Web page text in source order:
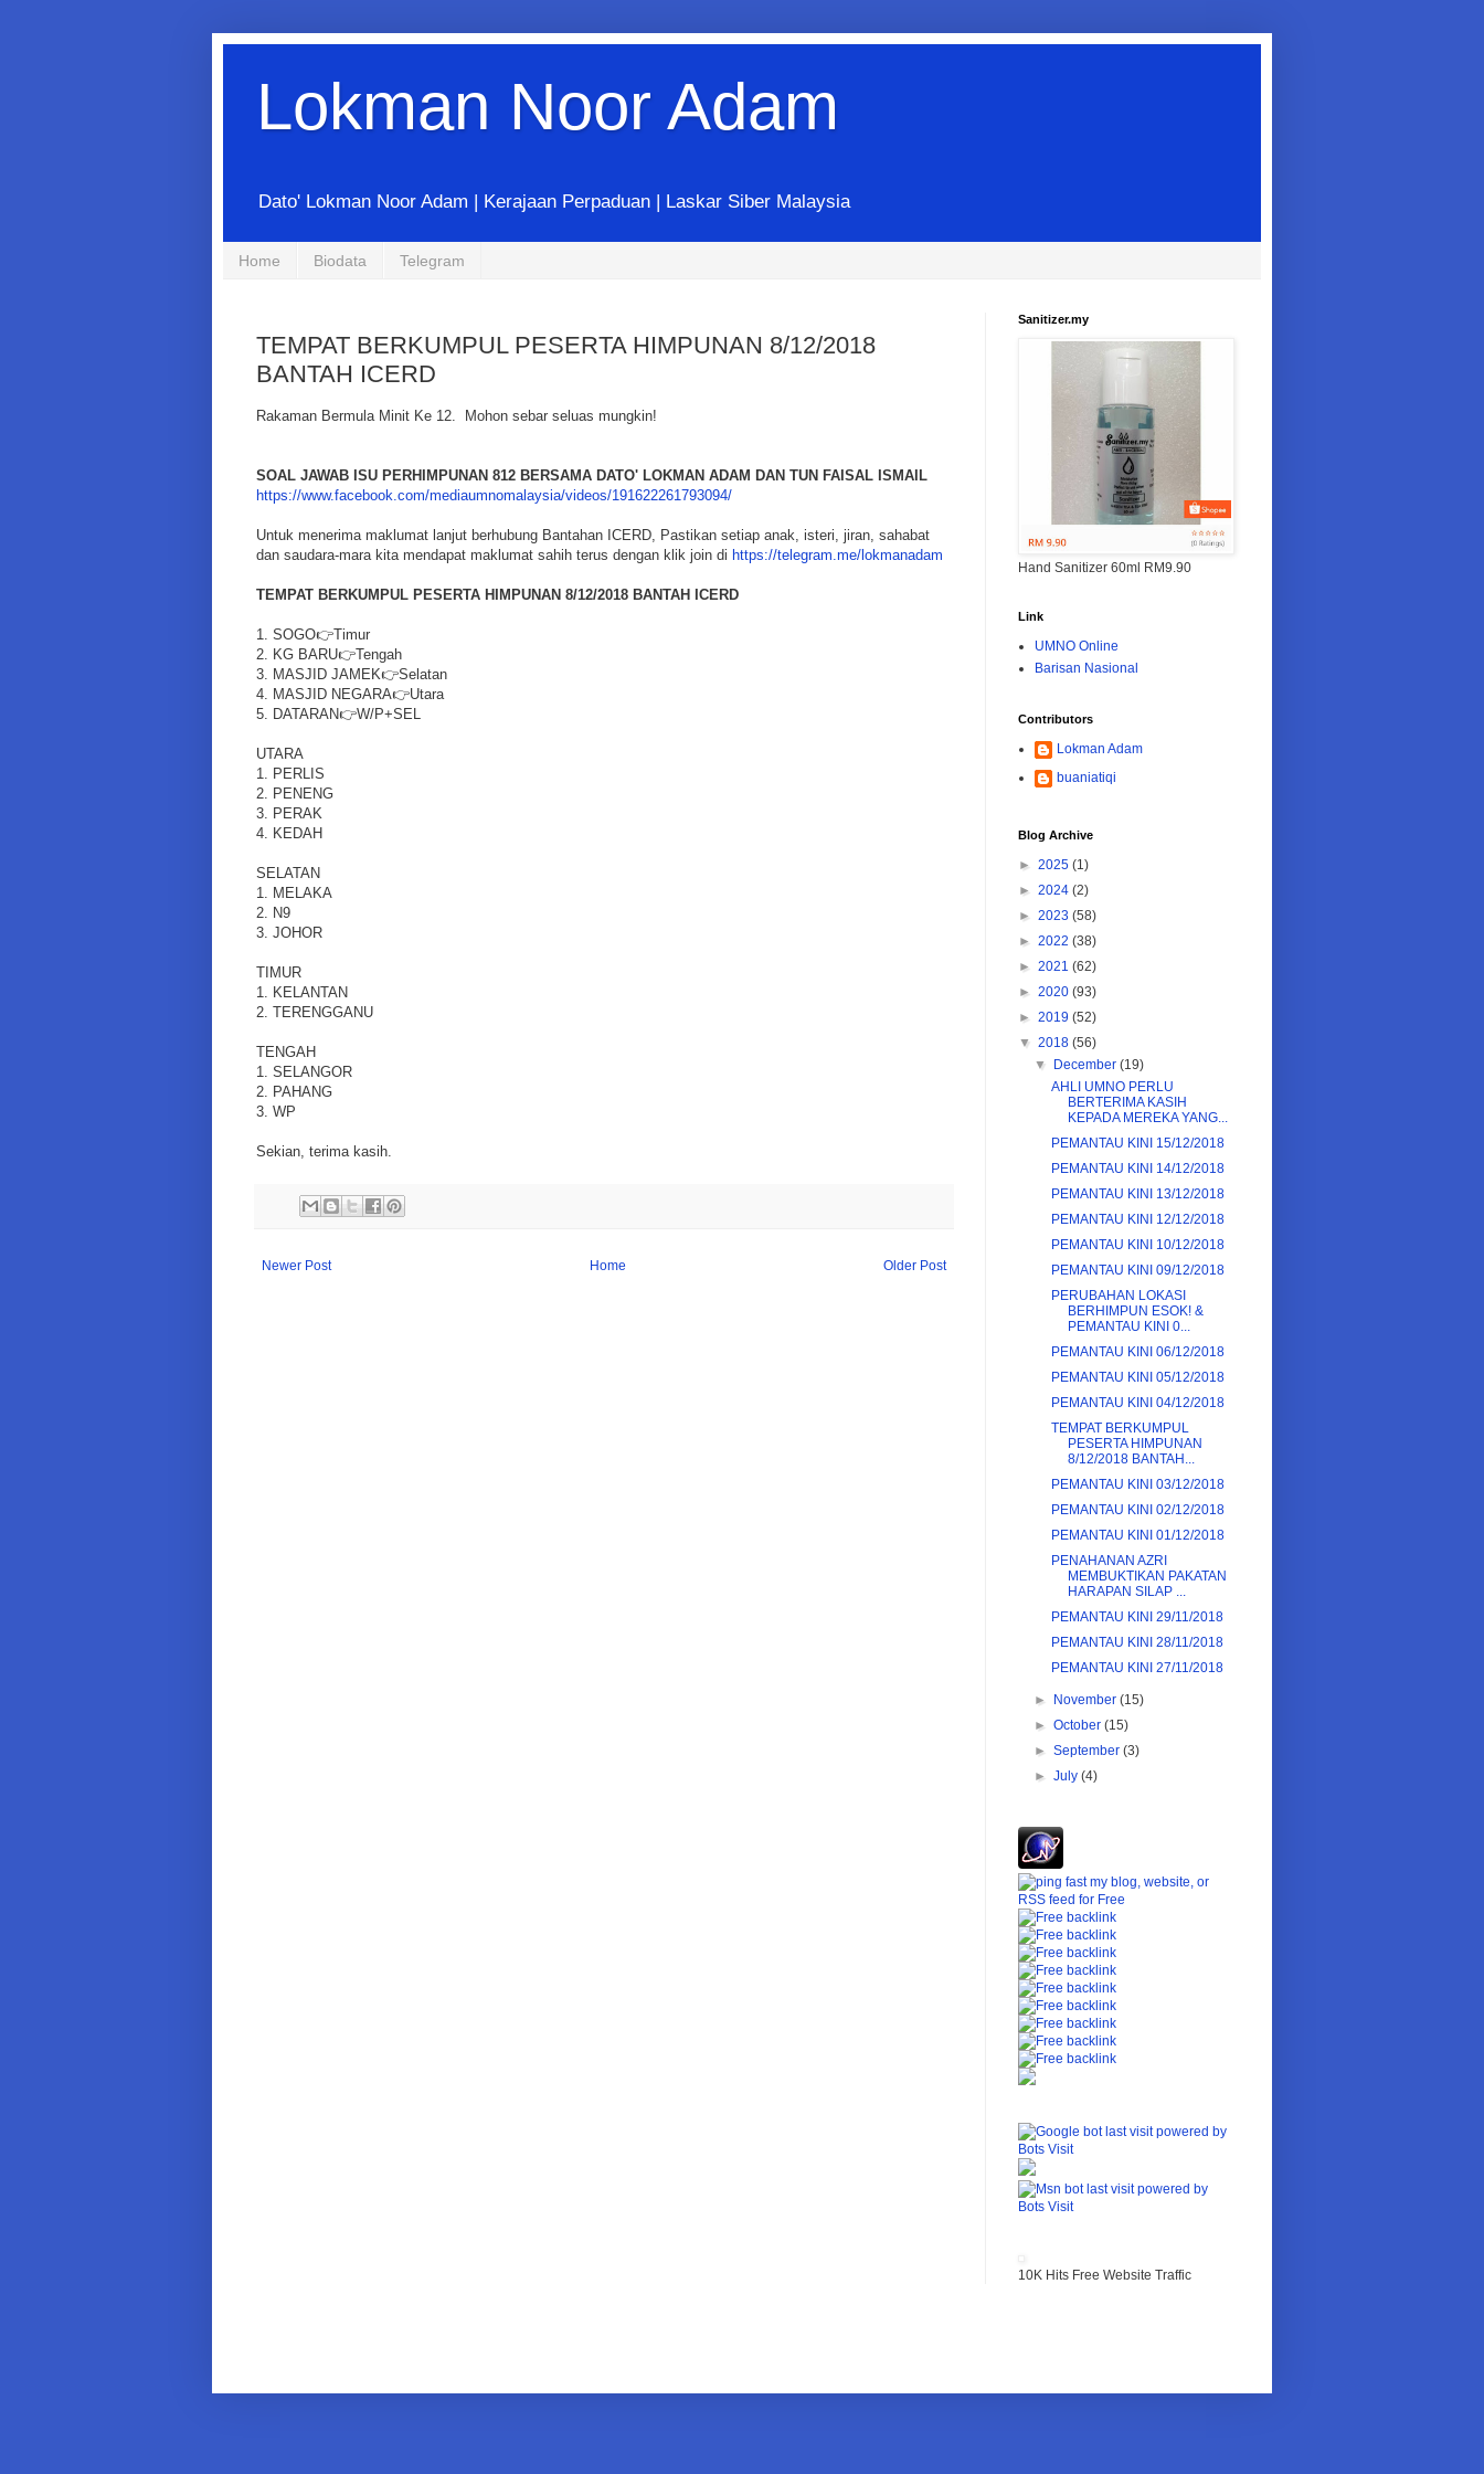
Lokman Noor Adam
Dato' Lokman Noor Adam | Kerajaan Perpaduan | Laskar Siber Malaysia
Home Biodata Telegram
TEMPAT BERKUMPUL PESERTA HIMPUNAN 8/12/2018
BANTAH ICERD
Rakaman Bermula Minit Ke 12. Mohon sebar seluas mungkin!
SOAL JAWAB ISU PERHIMPUNAN 812 BERSAMA DATO' LOKMAN ADAM DAN TUN FAISAL ISMAIL
https://www.facebook.com/mediaumnomalaysia/videos/191622261793094/
Untuk menerima maklumat lanjut berhubung Bantahan ICERD, Pastikan setiap anak, isteri, jiran, sahabat
dan saudara-mara kita mendapat maklumat sahih terus dengan klik join di https://telegram.me/lokmanadam
TEMPAT BERKUMPUL PESERTA HIMPUNAN 8/12/2018 BANTAH ICERD
1. SOGO👉Timur
2. KG BARU👉Tengah
3. MASJID JAMEK👉Selatan
4. MASJID NEGARA👉Utara
5. DATARAN👉W/P+SEL
UTARA
1. PERLIS
2. PENENG
3. PERAK
4. KEDAH
SELATAN
1. MELAKA
2. N9
3. JOHOR
TIMUR
1. KELANTAN
2. TERENGGANU
TENGAH
1. SELANGOR
2. PAHANG
3. WP
Sekian, terima kasih.
Newer Post Older Post
Home
Sanitizer.my
Hand Sanitizer 60ml RM9.90
Link
UMNO Online
Barisan Nasional
Contributors
Lokman Adam
buaniatiqi
Blog Archive
► 2025 (1)
► 2024 (2)
► 2023 (58)
► 2022 (38)
► 2021 (62)
► 2020 (93)
► 2019 (52)
▼ 2018 (56)
▼
December(19)
AHLI UMNO PERLU
BERTERIMA KASIH
KEPADA MEREKA YANG...
PEMANTAU KINI 15/12/2018
PEMANTAU KINI 14/12/2018
PEMANTAU KINI 13/12/2018
PEMANTAU KINI 12/12/2018
PEMANTAU KINI 10/12/2018
PEMANTAU KINI 09/12/2018
PERUBAHAN LOKASI
BERHIMPUN ESOK! &
PEMANTAU KINI 0...
PEMANTAU KINI 06/12/2018
PEMANTAU KINI 05/12/2018
PEMANTAU KINI 04/12/2018
TEMPAT BERKUMPUL
PESERTA HIMPUNAN
8/12/2018 BANTAH...
PEMANTAU KINI 03/12/2018
PEMANTAU KINI 02/12/2018
PEMANTAU KINI 01/12/2018
‎PENAHANAN AZRI
MEMBUKTIKAN PAKATAN
HARAPAN SILAP ...
PEMANTAU KINI 29/11/2018
PEMANTAU KINI 28/11/2018
PEMANTAU KINI 27/11/2018
► November(15)
►October(15)
►September(3)
►July(4)
10K Hits Free Website Traffic